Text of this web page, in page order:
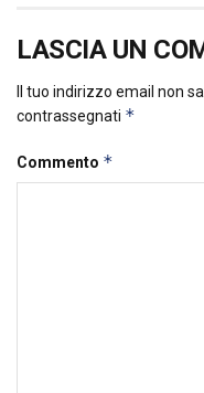
LASCIA UN
Il tuo indirizzo email non
contrassegnati *
Commento *